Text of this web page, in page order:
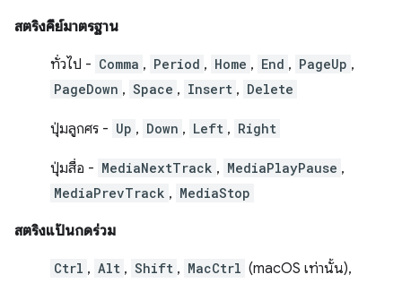
สตริงคีย์มาตรฐาน
ทั่วไป - Comma , Period , Home , End , PageUp ,
PageDown , Space , Insert , Delete
ปุ่มลูกศร - Up , Down , Left , Right
ปุ่มสื่อ - MediaNextTrack , MediaPlayPause ,
MediaPrevTrack , MediaStop
สตริงแป้นกดร่วม
Ctrl , Alt , Shift , MacCtrl (macOS เท่านั้น),